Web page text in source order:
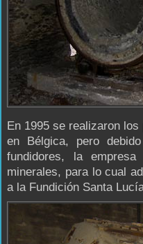
En 1995 se realizaron
en Bélgica, pero
fundidores, la
minerales, para lo cual
a la Fundición Santa